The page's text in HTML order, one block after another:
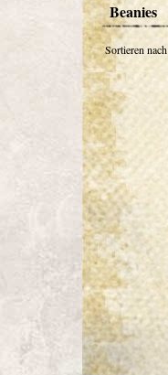
Beanies
Sortieren nach